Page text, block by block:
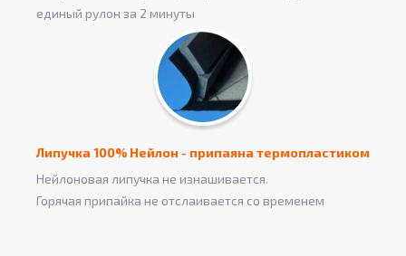
единый рулон за 2 минуты
Липучка 100% Нейлон - припаяна термопластиком
Нейлоновая липучка не изнашивается.
Горячая припайка не отслаивается со временем